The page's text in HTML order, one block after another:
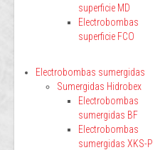
superficie MD
Electrobombas
superficie FCO
Electrobombas sumergidas
Sumergidas Hidrobex
Electrobombas
sumergidas BF
Electrobombas
sumergidas XKS-P